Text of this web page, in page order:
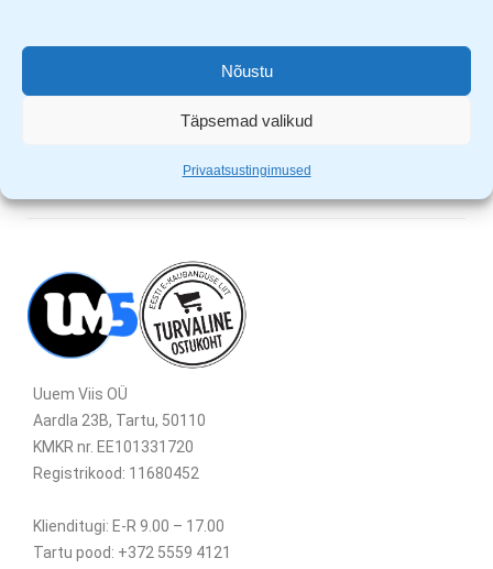
Nõustu
Täpsemad valikud
Privaatsustingimused
Koogivormi mõõdud: 26 x 26 x 6.8cm
Uuem Viis OÜ
Aardla 23B, Tartu, 50110
KMKR nr. EE101331720
Registrikood: 11680452
Klienditugi: E-R 9.00 – 17.00
Tartu pood: +372 5559 4121